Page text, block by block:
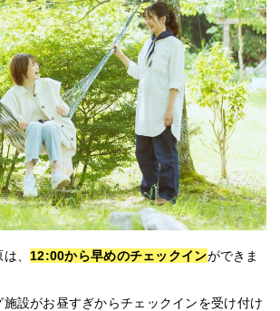
、 12:00から早めのチェックインができま
設がお昼すぎからチェックインを受け付け